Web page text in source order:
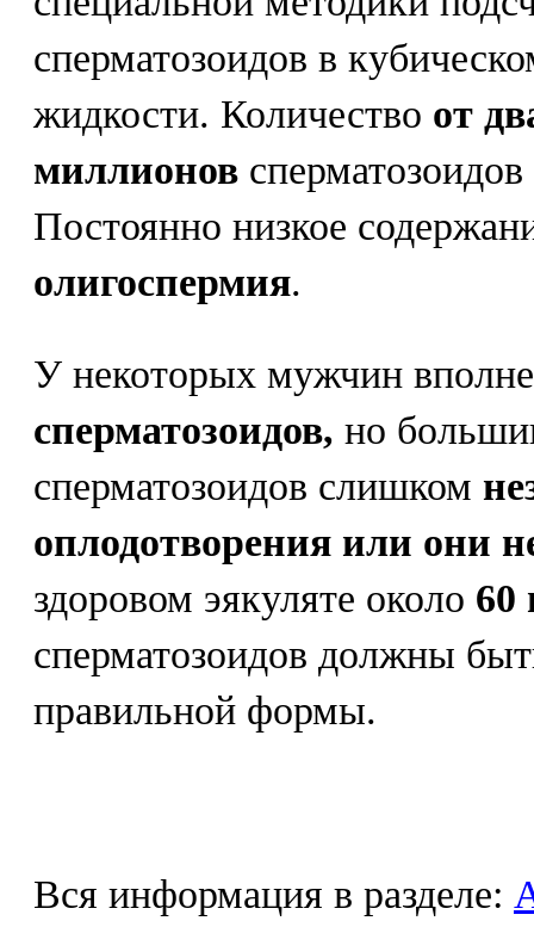
сперматозоидов в
жидкости. Количество от
миллионов
Постоянно низкое
олигоспермия.
У некоторых мужчин
сперматозоидов, но
сперматозоидов слишком
оплодотворения или они
здоровом эякуляте около 60
сперматозоидов должны
правильной формы.
Вся информация в разделе: